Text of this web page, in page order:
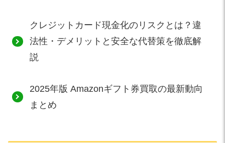
クレジットカード現金化のリスクとは？違
法性・デメリットと安全な代替策を徹底解
説
2025年版 Amazonギフト券買取の最新動向
まとめ